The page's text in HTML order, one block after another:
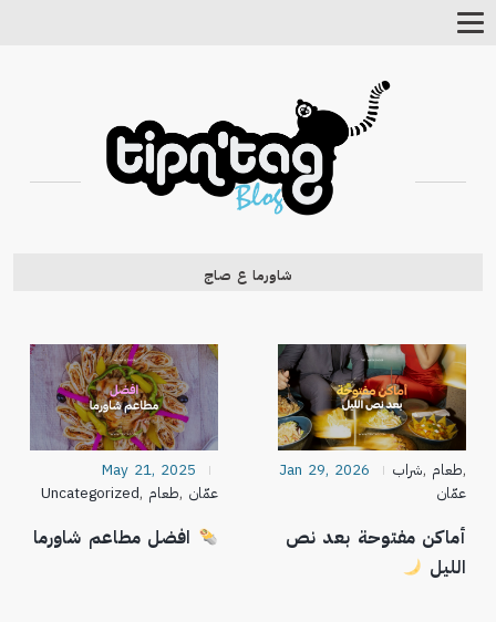
Toggle
شاورما ع صاج
Jan 29, 2026 شراب, طعام,
عمّان
أماكن مفتوحة بعد نص
الليل
May 21, 2025
Uncategorized, طعام, عمّان
افضل مطاعم شاورما